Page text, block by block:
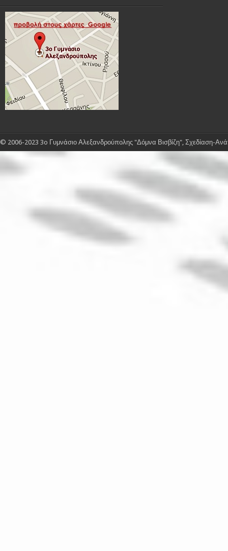
© 2006-2023 3o Γυμνάσιο Αλεξανδρούπολης "Δόμνα Βισβίζη", Σχεδίαση-